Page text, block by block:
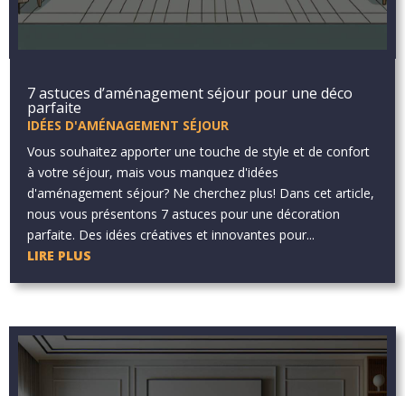
7 astuces d’aménagement séjour pour une déco
parfaite
IDÉES D'AMÉNAGEMENT SÉJOUR
Vous souhaitez apporter une touche de style et de confort
à votre séjour, mais vous manquez d'idées
d'aménagement séjour? Ne cherchez plus! Dans cet article,
nous vous présentons 7 astuces pour une décoration
parfaite. Des idées créatives et innovantes pour...
LIRE PLUS